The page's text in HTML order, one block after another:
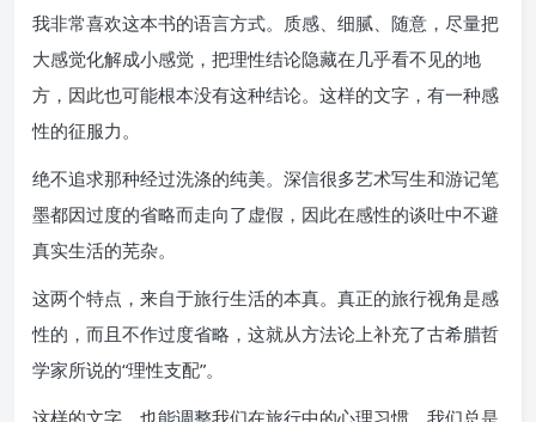
我非常喜欢这本书的语言方式。质感、细腻、随意，尽量把
大感觉化解成小感觉，把理性结论隐藏在几乎看不见的地
方，因此也可能根本没有这种结论。这样的文字，有一种感
性的征服力。
绝不追求那种经过洗涤的纯美。深信很多艺术写生和游记笔
墨都因过度的省略而走向了虚假，因此在感性的谈吐中不避
真实生活的芜杂。
这两个特点，来自于旅行生活的本真。真正的旅行视角是感
性的，而且不作过度省略，这就从方法论上补充了古希腊哲
学家所说的“理性支配”。